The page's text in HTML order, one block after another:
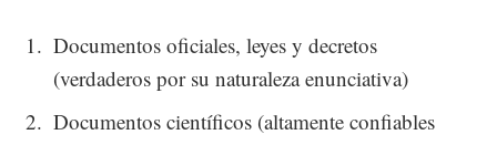
Documentos oficiales, leyes y decretos
(verdaderos por su naturaleza enunciativa)
Documentos científicos (altamente confiables